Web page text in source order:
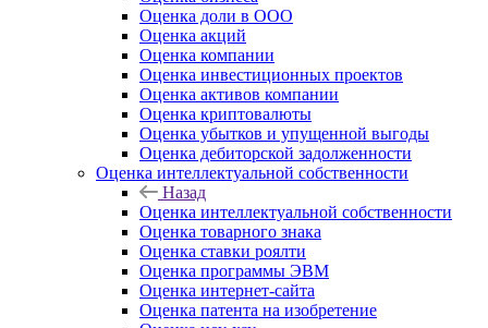
Оценка доли в ООО
Оценка акций
Оценка компании
Оценка инвестиционных проектов
Оценка активов компании
Оценка криптовалюты
Оценка убытков и упущенной выгоды
Оценка дебиторской задолженности
Оценка интеллектуальной собственности
Назад
Оценка интеллектуальной собственности
Оценка товарного знака
Оценка ставки роялти
Оценка программы ЭВМ
Оценка интернет-сайта
Оценка патента на изобретение